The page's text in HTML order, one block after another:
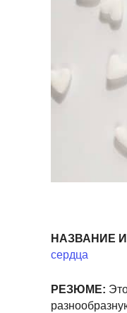
НАЗВАНИЕ
сердца
РЕЗЮМЕ: